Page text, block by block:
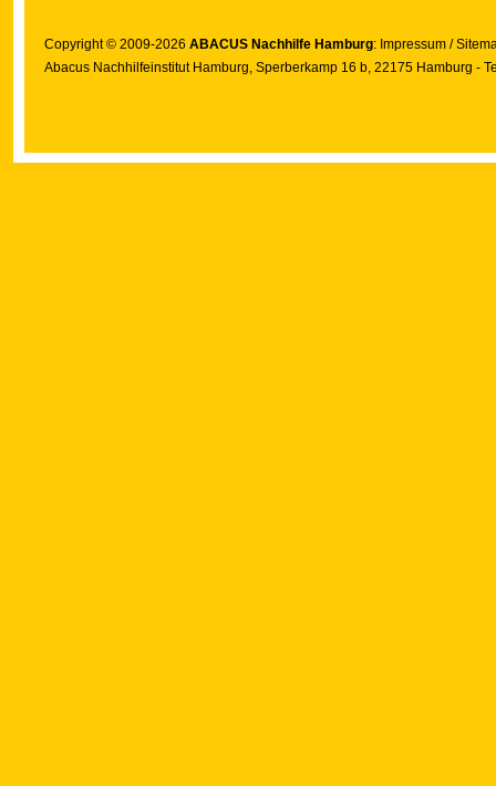
Copyright © 2009-2026 ABACUS Nachhilfe Hamburg: Impressum /
Abacus Nachhilfeinstitut Hamburg, Sperberkamp 16 b, 22175 Hamburg -